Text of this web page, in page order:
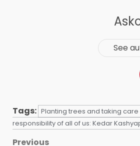
See
Tags: Planting trees and taking
responsibility of all of us: Kedar
Previous